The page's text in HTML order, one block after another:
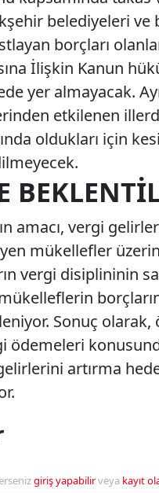
belediyeleri ve
borçları
İlişkin Kanun
yer almayacak.
etkilenen
oldukları için
amacı, vergi
mükellefler
vergi disiplininin
Sonuç
ödemeleri
artırma
giriş yapabilirveya kayıt